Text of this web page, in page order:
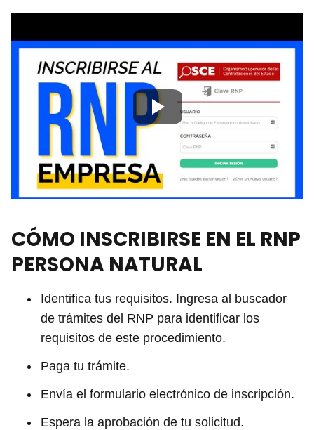
CÓMO INSCRIBIRSE EN EL RNP
PERSONA NATURAL
Identifica tus requisitos. Ingresa al buscador
de trámites del RNP para identificar los
requisitos de este procedimiento.
Paga tu trámite.
Envía el formulario electrónico de inscripción.
Espera la aprobación de tu solicitud.